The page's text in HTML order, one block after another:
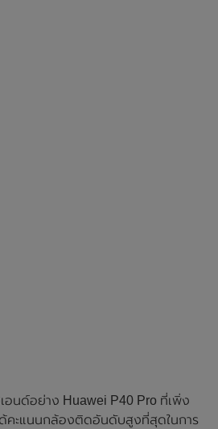
อนด์อย่าง Huawei P40 Pro ที่เพิ่ง
ด้คะแนนกล้องติดอันดับสูงที่สุดในการ